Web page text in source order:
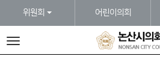
위원회
어린이의회
전